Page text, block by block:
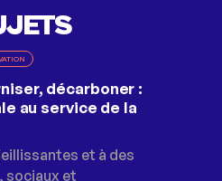
décarboner :
au service de la
et à des
sociaux et